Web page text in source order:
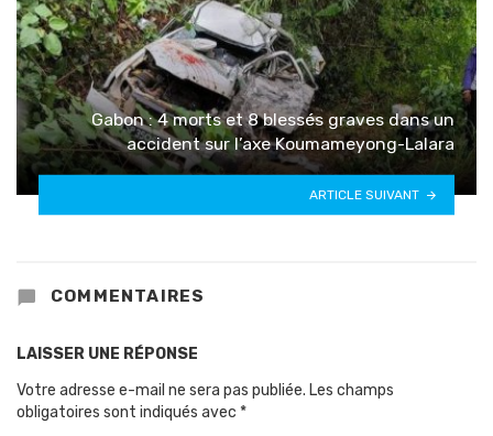
Gabon : 4 morts et 8 blessés graves dans un
accident sur l’axe Koumameyong-Lalara
ARTICLE SUIVANT
COMMENTAIRES
LAISSER UNE RÉPONSE
Votre adresse e-mail ne sera pas publiée. Les champs
obligatoires sont indiqués avec *